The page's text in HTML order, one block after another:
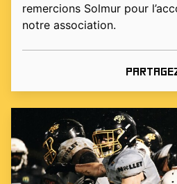
remercions Solmur pour
notre association.